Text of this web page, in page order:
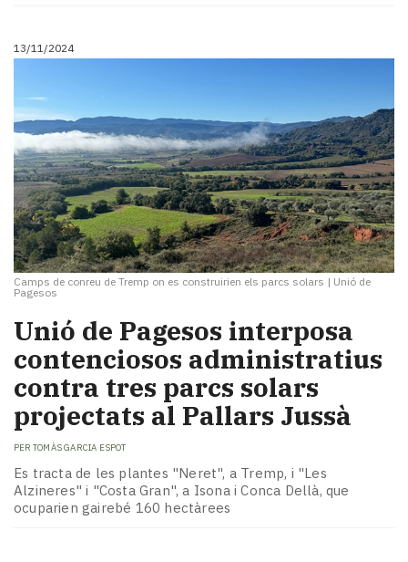
13/11/2024
Camps de conreu de Tremp on es construirien els parcs solars | Unió de
Pagesos
Unió de Pagesos interposa
contenciosos administratius
contra tres parcs solars
projectats al Pallars Jussà
PER TOMÀS GARCIA ESPOT
Es tracta de les plantes "Neret", a Tremp, i "Les
Alzineres" i "Costa Gran", a Isona i Conca Dellà, que
ocuparien gairebé 160 hectàrees